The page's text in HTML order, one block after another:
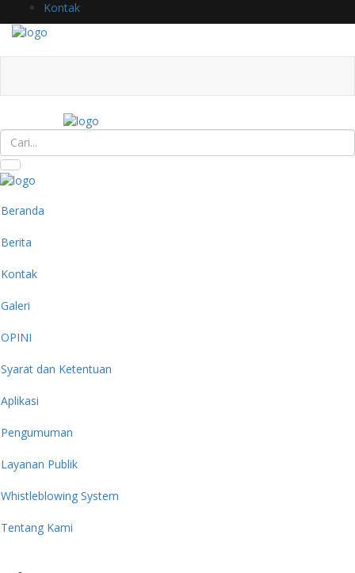
Kontak
Beranda
Berita
Kontak
Galeri
OPINI
Syarat dan Ketentuan
Aplikasi
Pengumuman
Layanan Publik
Whistleblowing System
Tentang Kami